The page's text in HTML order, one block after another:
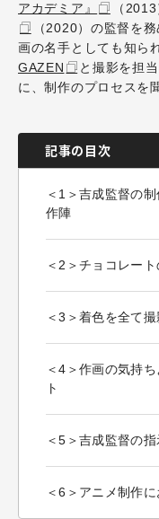
アカデミア』
（
（2020）の監督を
画の名手としても知ら
GAZEN
と撮影を担
に、制作のプロセスを
記事の目次
＜1＞吉成監督の
作陣
＜2＞チョコレー
＜3＞着色を全て
＜4＞作画の気持
ト
＜5＞吉成監督の
＜6＞アニメ制作